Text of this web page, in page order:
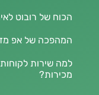
הכוח של רובוט
המהפכה של אפ
למה שירות
מכירות?